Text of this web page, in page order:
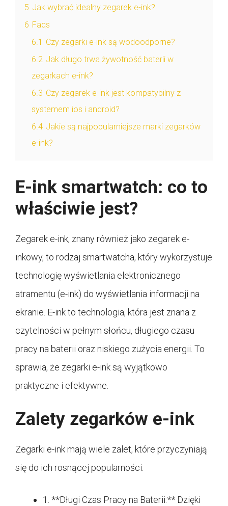
5 Jak wybrać idealny zegarek e-ink?
6 Faqs
6.1 Czy zegarki e-ink są wodoodporne?
6.2 Jak długo trwa żywotność baterii w
zegarkach e-ink?
6.3 Czy zegarek e-ink jest kompatybilny z
systemem ios i android?
6.4 Jakie są najpopularniejsze marki zegarków
e-ink?
E-ink smartwatch: co to
właściwie jest?
Zegarek e-ink, znany również jako zegarek e-
inkowy, to rodzaj smartwatcha, który wykorzystuje
technologię wyświetlania elektronicznego
atramentu (e-ink) do wyświetlania informacji na
ekranie. E-ink to technologia, która jest znana z
czytelności w pełnym słońcu, długiego czasu
pracy na baterii oraz niskiego zużycia energii. To
sprawia, że zegarki e-ink są wyjątkowo
praktyczne i efektywne.
Zalety zegarków e-ink
Zegarki e-ink mają wiele zalet, które przyczyniają
się do ich rosnącej popularności:
1. **Długi Czas Pracy na Baterii:** Dzięki